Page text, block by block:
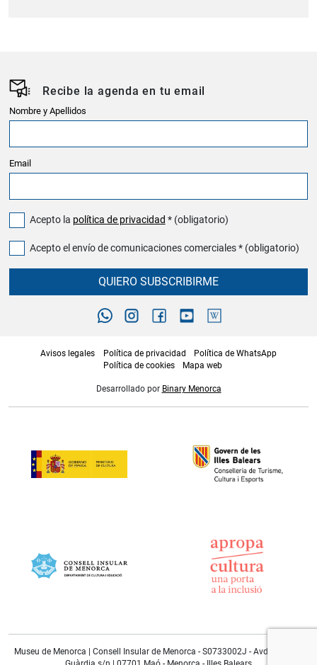
Recibe la agenda en tu email
Nombre y Apellidos
Email
Acepto la política de privacidad * (obligatorio)
Acepto el envío de comunicaciones comerciales * (obligatorio)
QUIERO SUBSCRIBIRME
Avisos legales Política de privacidad
Política de WhatsApp
Política de cookies
Mapa web
Desarrollado por Binary Menorca
Museu de Menorca | Consell Insular de Menorca - S0733002J - Avda. Doctor